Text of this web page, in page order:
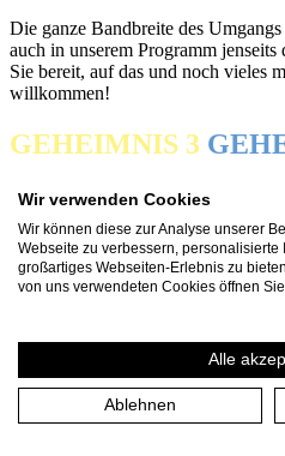
Die ganze Bandbreite des
auch in unserem Programm
Sie bereit, auf das und noch vieles
willkommen!
GEHEIMNIS 3
Alles
Familientag
Führung
Gespräch
Lecture/Performance
Party
Performance
Wir verwenden Cookies
Wir können diese zur Analyse unserer
Webseite zu verbessern,
großartiges Webseiten-Erlebnis zu
von uns verwendeten Cookies öffnen
Alle
Ablehnen